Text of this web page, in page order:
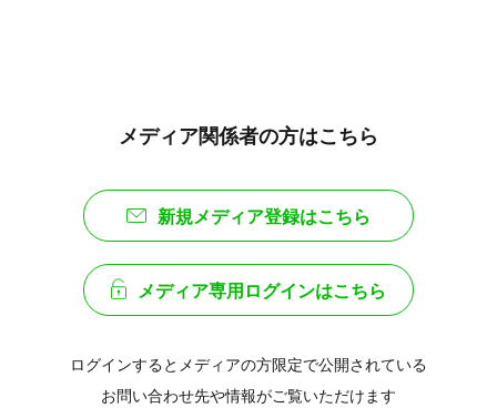
メディア関係者の方はこちら
新規メディア登録はこちら
メディア専用ログインはこちら
ログインするとメディアの方限定で公開されている
お問い合わせ先や情報がご覧いただけます